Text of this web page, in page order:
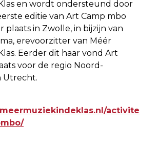
en wordt ondersteund door
editie van Art Camp mbo
plaats in Zwolle, in bijzijn van
erevoorzitter van Méér
Eerder dit haar vond Art
voor de regio Noord-
Utrecht.
activite